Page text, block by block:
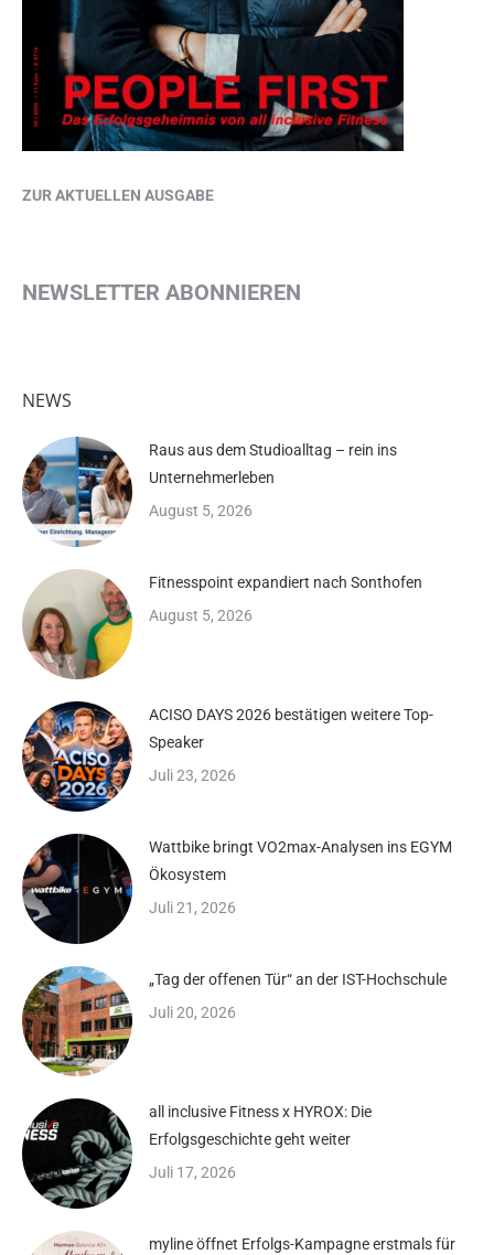
ZUR AKTUELLEN AUSGABE
NEWSLETTER ABONNIEREN
NEWS
Raus aus dem Studioalltag – rein ins
Unternehmerleben
August 5, 2026
Fitnesspoint expandiert nach Sonthofen
August 5, 2026
ACISO DAYS 2026 bestätigen weitere Top-
Speaker
Juli 23, 2026
Wattbike bringt VO2max-Analysen ins EGYM
Ökosystem
Juli 21, 2026
„Tag der offenen Tür“ an der IST-Hochschule
Juli 20, 2026
all inclusive Fitness x HYROX: Die
Erfolgsgeschichte geht weiter
Juli 17, 2026
myline öffnet Erfolgs-Kampagne erstmals für